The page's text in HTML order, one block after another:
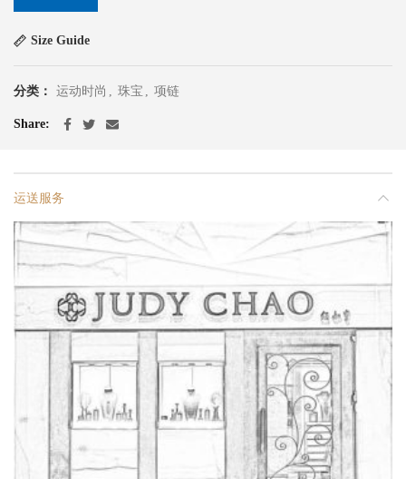
Size Guide
分类： 运动时尚 , 珠宝 , 项链
Share
运送服务